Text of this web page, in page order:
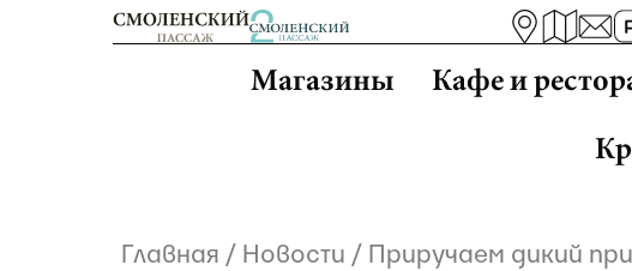
Магазины Кафе и
Главная / Новости / Приручаем дикий